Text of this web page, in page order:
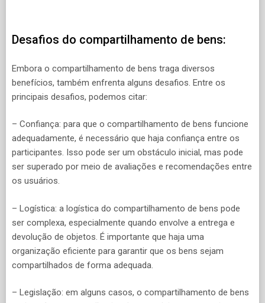
Desafios do compartilhamento de bens:
Embora o compartilhamento de bens traga diversos
benefícios, também enfrenta alguns desafios. Entre os
principais desafios, podemos citar:
– Confiança: para que o compartilhamento de bens funcione
adequadamente, é necessário que haja confiança entre os
participantes. Isso pode ser um obstáculo inicial, mas pode
ser superado por meio de avaliações e recomendações entre
os usuários.
– Logística: a logística do compartilhamento de bens pode
ser complexa, especialmente quando envolve a entrega e
devolução de objetos. É importante que haja uma
organização eficiente para garantir que os bens sejam
compartilhados de forma adequada.
– Legislação: em alguns casos, o compartilhamento de bens